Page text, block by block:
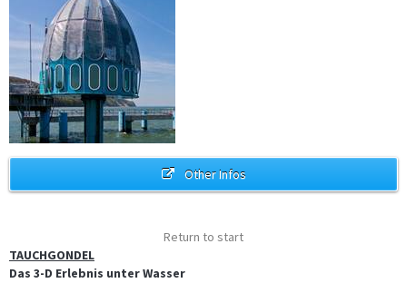
Die „Erlebnisgolfanlage“ direkt neben dem „Blumenreich“ bietet
Spiel, Spannung…mehr
mehr
Other Infos
Return to start
TAUCHGONDEL
Das 3-D Erlebnis unter Wasser